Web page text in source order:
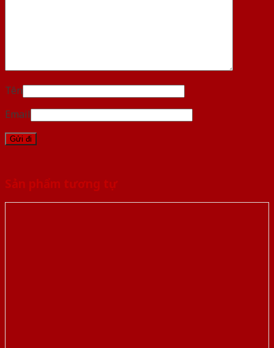
Tên
Email
Sản phẩm tương tự